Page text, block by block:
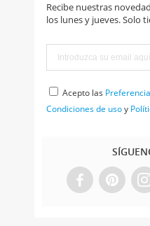
Recibe nuestras
los lunes y jueves. Solo
Acepto las
Condiciones de usoy